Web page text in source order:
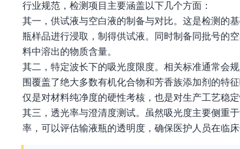
行业规范，检测项目主要涵盖以下几个方面：
其一，供试液与空白液的制备与对比。这是检测的
瓶样品进行浸取，制得供试液。同时制备同批号的
料中溶出的物质含量。
其二，特定波长下的吸光度限度。相关标准通常会
围覆盖了绝大多数有机化合物和芳香族添加剂的特
仅是对材料纯净度的硬性考核，也是对生产工艺稳定
其三，透光率与澄清度测试。虽然吸光度主要侧重
率，可以评估输液瓶的透明度，确保医护人员在临